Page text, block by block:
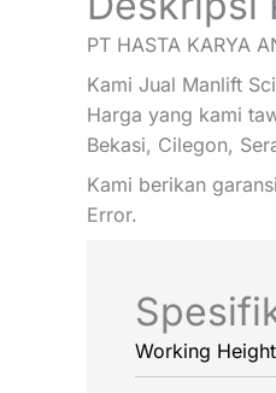
PT HASTA KARYA
Kami Jual Manlift
Harga yang kami
Bekasi, Cilegon,
Kami berikan
Error.
Working Height